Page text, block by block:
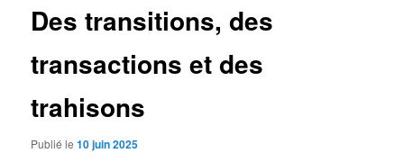
Des transitions, des
transactions et des
trahisons
Publié le10 juin 2025